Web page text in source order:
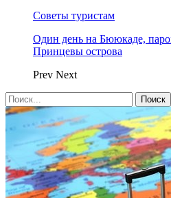
Советы туристам
Один день на Бююкаде,
Принцевы острова
Prev Next